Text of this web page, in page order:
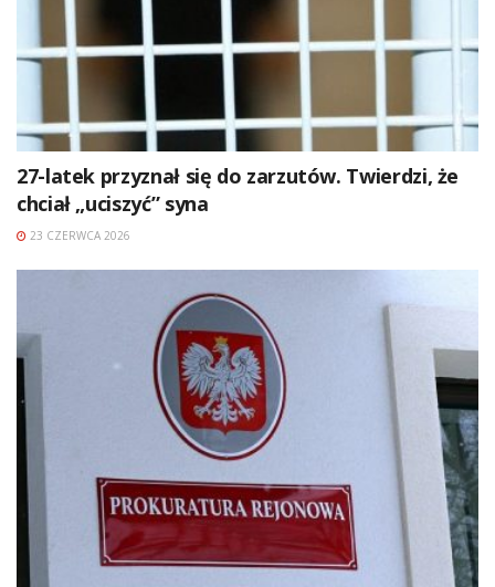
27-latek przyznał się do zarzutów. Twierdzi, że
chciał „uciszyć” syna
23 CZERWCA 2026